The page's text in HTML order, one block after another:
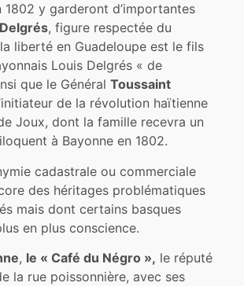
1802 y garderont d’importantes
, figure respectée du
liberté en Guadeloupe est le fils
Louis Delgrés « de
que le GénéralToussaint
de la révolution haïtienne
Joux, dont la famille recevra un
à Bayonne en 1802.
cadastrale ou commerciale
des héritages problématiques
mais dont certains basques
en plus conscience.
, le « Café du Négro », le réputé
la rue poissonnière, avec ses